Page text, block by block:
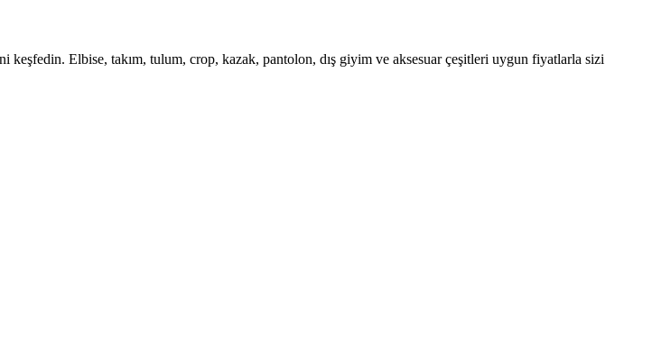
Elbise, takım, tulum, crop, kazak, pantolon, dış giyim ve aksesuar çeşitleri uygun fiyatlarla sizi